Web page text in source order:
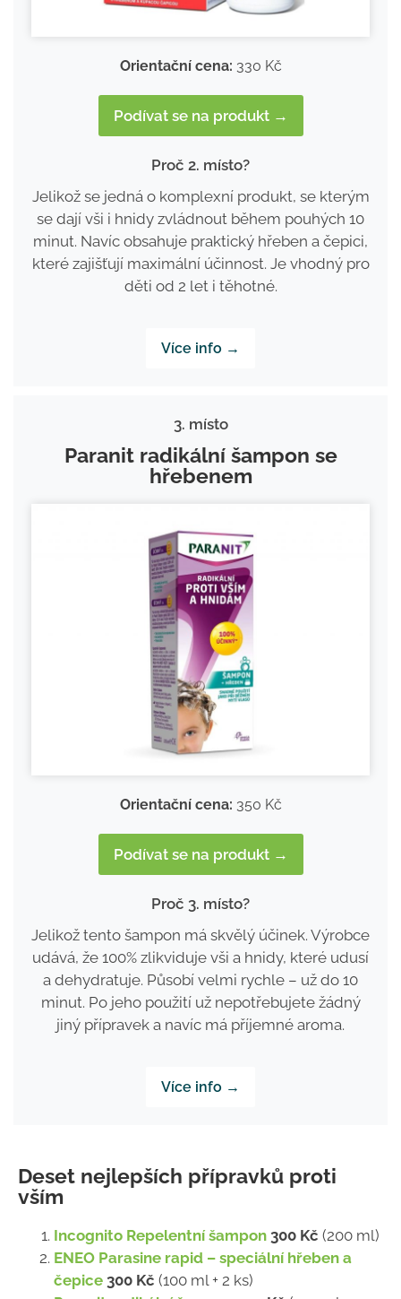
Orientační cena: 330 Kč
Podívat se na produkt →
Proč 2. místo?
Jelikož se jedná o komplexní produkt, se kterým
se dají vši i hnidy zvládnout během pouhých 10
minut. Navíc obsahuje praktický hřeben a čepici,
které zajišťují maximální účinnost. Je vhodný pro
děti od 2 let i těhotné.
Více info →
3. místo
Paranit radikální šampon se
hřebenem
Orientační cena: 350 Kč
Podívat se na produkt →
Proč 3. místo?
Jelikož tento šampon má skvělý účinek. Výrobce
udává, že 100% zlikviduje vši a hnidy, které udusí
a dehydratuje. Působí velmi rychle – už do 10
minut. Po jeho použití už nepotřebujete žádný
jiný přípravek a navíc má příjemné aroma.
Více info →
Deset nejlepších přípravků proti
vším
Incognito Repelentní šampon 300 Kč (200 ml)
ENEO Parasine rapid – speciální hřeben a
čepice 300 Kč (100 ml + 2 ks)